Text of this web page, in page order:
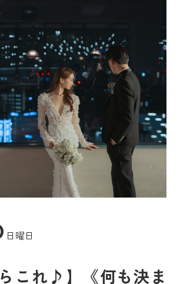
日曜日
らこれ♪】《何も決ま